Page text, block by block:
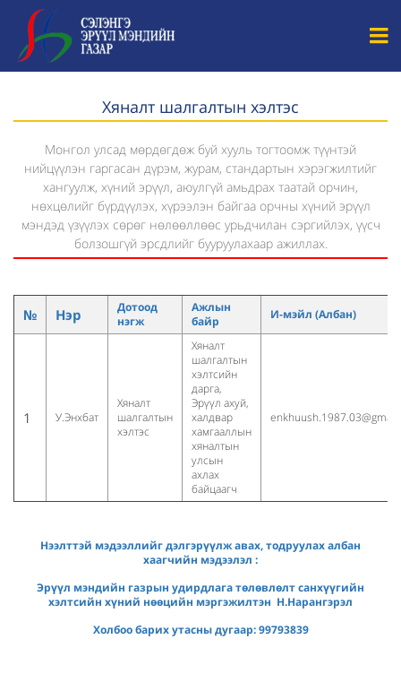
Хяналт шалгалтын хэлтэс
Монгол улсад мөрдөгдөж буй хууль тогтоомж түүнтэй
нийцүүлэн гаргасан дүрэм, журам, стандартын хэрэгжилтийг
хангуулж, хүний эрүүл, аюулгүй амьдрах таатай орчин,
нөхцөлийг бүрдүүлэх, хүрээлэн байгаа орчны хүний эрүүл
мэндэд үзүүлэх сөрөг нөлөөллөөс урьдчилан сэргийлэх, үүсч
болзошгүй эрсдлийг бууруулахаар ажиллах.
№ Нэр
Дотоод
нэгж
Ажлын
байр
И-мэйл (Албан)
1 У.Энхбат
Хяналт
шалгалтын
хэлтэс
Хяналт
шалгалтын
хэлтсийн
дарга,
Эрүүл ахуй,
халдвар
хамгааллын
хяналтын
улсын
ахлах
байцаагч
Нээлттэй мэдээллийг дэлгэрүүлж авах, тодруулах албан
хаагчийн мэдээлэл :
Эрүүл мэндийн газрын удирдлага төлөвлөлт санхүүгийн
хэлтсийн хүний нөөцийн мэргэжилтэн Н.Нарангэрэл
Холбоо барих утасны дугаар: 99793839